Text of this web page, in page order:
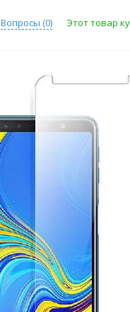
Вопросы (0) Этот товар